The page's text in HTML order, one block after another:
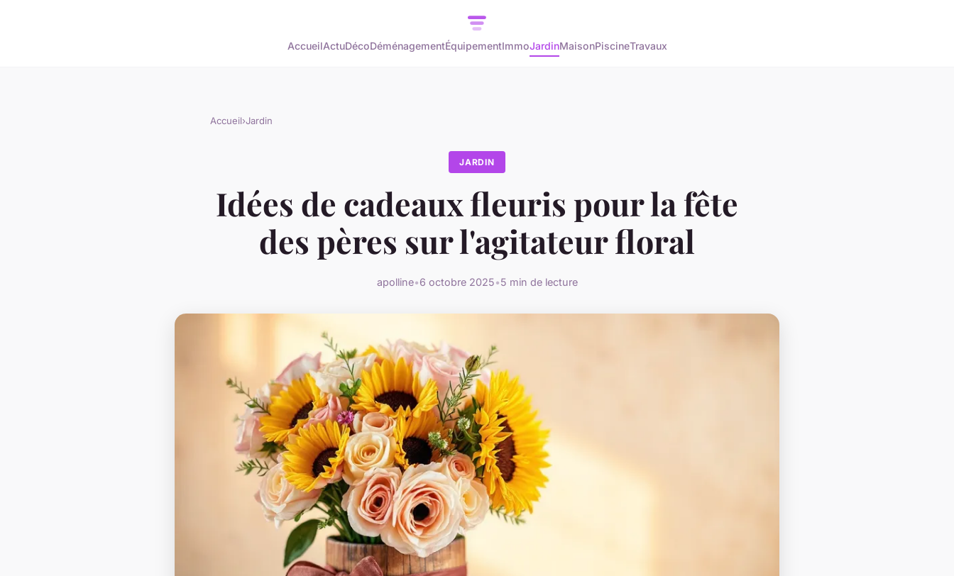
AccueilActuDécoDéménagementÉquipementImmoJardinMaisonPiscineTravaux
Accueil›Jardin
JARDIN
Idées de cadeaux fleuris pour la fête
des pères sur l'agitateur floral
apolline•6 octobre 2025•5 min de lecture